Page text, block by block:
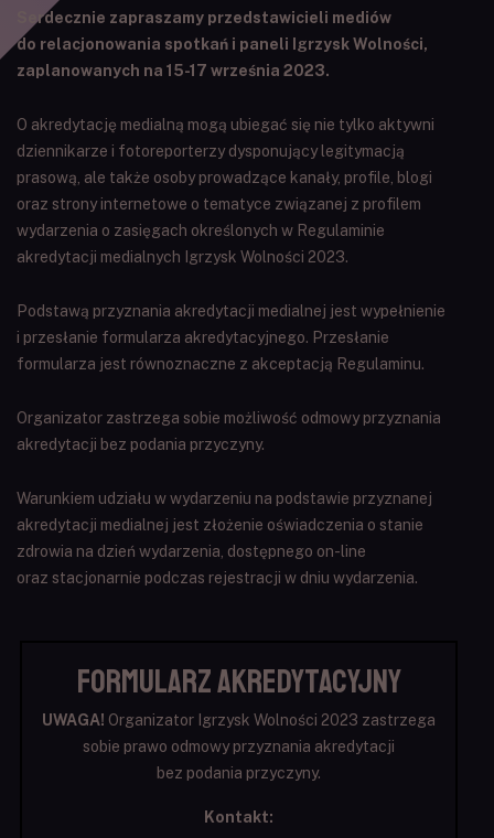
Serdecznie zapraszamy przedstawicieli mediów
do relacjonowania spotkań i paneli Igrzysk Wolności,
zaplanowanych na 15-17 września 2023.
O akredytację medialną mogą ubiegać się nie tylko aktywni
dziennikarze i fotoreporterzy dysponujący legitymacją
prasową, ale także osoby prowadzące kanały, profile, blogi
oraz strony internetowe o tematyce związanej z profilem
wydarzenia o zasięgach określonych w Regulaminie
akredytacji medialnych Igrzysk Wolności 2023.
Podstawą przyznania akredytacji medialnej jest wypełnienie
i przesłanie formularza akredytacyjnego. Przesłanie
formularza jest równoznaczne z akceptacją Regulaminu.
Organizator zastrzega sobie możliwość odmowy przyznania
akredytacji bez podania przyczyny.
Warunkiem udziału w wydarzeniu na podstawie przyznanej
akredytacji medialnej jest złożenie oświadczenia o stanie
zdrowia na dzień wydarzenia, dostępnego on-line
oraz stacjonarnie podczas rejestracji w dniu wydarzenia.
FORMULARZ AKREDYTACYJNY
UWAGA! Organizator Igrzysk Wolności 2023 zastrzega
sobie prawo odmowy przyznania akredytacji
bez podania przyczyny.
Kontakt: